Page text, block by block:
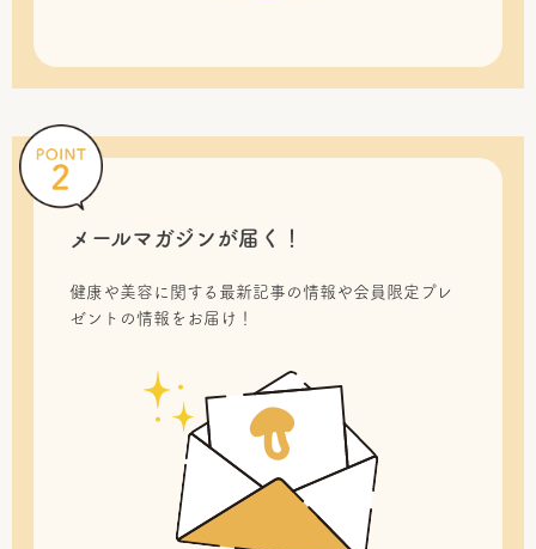
メールマガジンが届く！
健康や美容に関する最新記事の情報や会員限定プレ
ゼントの情報をお届け！